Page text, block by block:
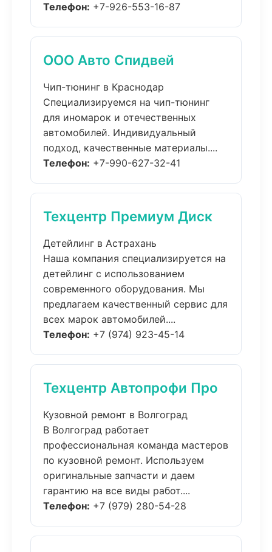
Телефон: +7-926-553-16-87
ООО Авто Спидвей
Чип-тюнинг в Краснодар
Специализируемся на чип-тюнинг
для иномарок и отечественных
автомобилей. Индивидуальный
подход, качественные материалы....
Телефон: +7-990-627-32-41
Техцентр Премиум Диск
Детейлинг в Астрахань
Наша компания специализируется на
детейлинг с использованием
современного оборудования. Мы
предлагаем качественный сервис для
всех марок автомобилей....
Телефон: +7 (974) 923-45-14
Техцентр Автопрофи Про
Кузовной ремонт в Волгоград
В Волгоград работает
профессиональная команда мастеров
по кузовной ремонт. Используем
оригинальные запчасти и даем
гарантию на все виды работ....
Телефон: +7 (979) 280-54-28